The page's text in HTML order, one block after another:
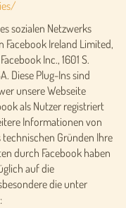
sozialen Netzwerks
Facebook Ireland Limited,
Inc., 1601 S.
Diese Plug-Ins sind
unsere Webseite
als Nutzer registriert
Informationen von
technischen Gründen Ihre
durch Facebook haben
auf die
die unter